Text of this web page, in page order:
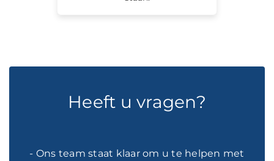
Heeft u vragen?
- Ons team staat klaar om u te helpen met